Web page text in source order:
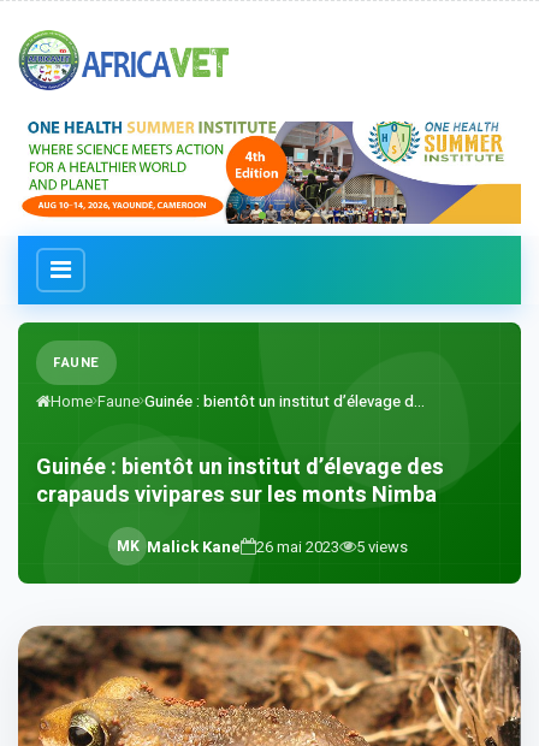
Home Faune Guinée : bientôt un institut d’élevage d...
FAUNE
Guinée : bientôt un institut d’élevage des
crapauds vivipares sur les monts Nimba
MK Malick Kane 26 mai 2023 5views